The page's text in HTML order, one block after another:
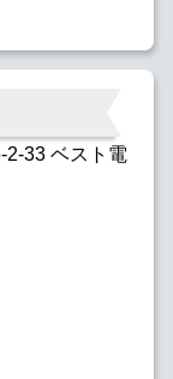
2-33 ベスト電